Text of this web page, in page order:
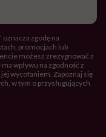
zgodę na
promocjach lub
możesz zrezygnować z
wpływu na zgodność z
wycofaniem. Zapoznaj się
w tym o przysługujących